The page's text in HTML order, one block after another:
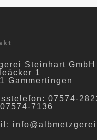
Steinhart GmbH
1
Gammertingen
07574-
7136